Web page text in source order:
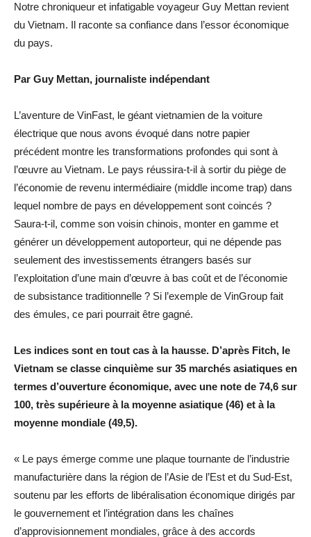
Notre chroniqueur et infatigable voyageur Guy Mettan revient
du Vietnam. Il raconte sa confiance dans l’essor économique
du pays.
Par Guy Mettan, journaliste indépendant
L’aventure de VinFast, le géant vietnamien de la voiture
électrique que nous avons évoqué dans notre papier
précédent montre les transformations profondes qui sont à
l’œuvre au Vietnam. Le pays réussira-t-il à sortir du piège de
l’économie de revenu intermédiaire (middle income trap) dans
lequel nombre de pays en développement sont coincés ?
Saura-t-il, comme son voisin chinois, monter en gamme et
générer un développement autoporteur, qui ne dépende pas
seulement des investissements étrangers basés sur
l’exploitation d’une main d’œuvre à bas coût et de l’économie
de subsistance traditionnelle ? Si l’exemple de VinGroup fait
des émules, ce pari pourrait être gagné.
Les indices sont en tout cas à la hausse. D’après Fitch, le
Vietnam se classe cinquième sur 35 marchés asiatiques en
termes d’ouverture économique, avec une note de 74,6 sur
100, très supérieure à la moyenne asiatique (46) et à la
moyenne mondiale (49,5).
« Le pays émerge comme une plaque tournante de l’industrie
manufacturière dans la région de l’Asie de l’Est et du Sud-Est,
soutenu par les efforts de libéralisation économique dirigés par
le gouvernement et l’intégration dans les chaînes
d’approvisionnement mondiales, grâce à des accords